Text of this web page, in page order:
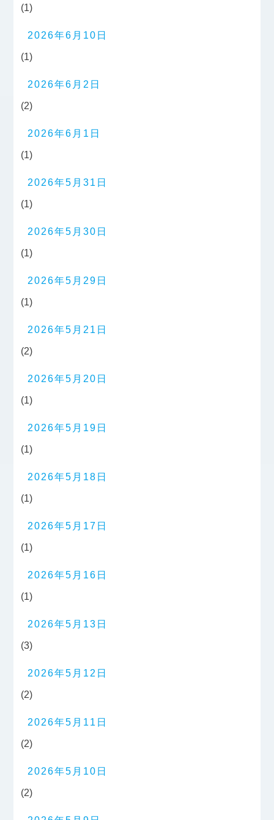
(1)
2026年6月10日
(1)
2026年6月2日
(2)
2026年6月1日
(1)
2026年5月31日
(1)
2026年5月30日
(1)
2026年5月29日
(1)
2026年5月21日
(2)
2026年5月20日
(1)
2026年5月19日
(1)
2026年5月18日
(1)
2026年5月17日
(1)
2026年5月16日
(1)
2026年5月13日
(3)
2026年5月12日
(2)
2026年5月11日
(2)
2026年5月10日
(2)